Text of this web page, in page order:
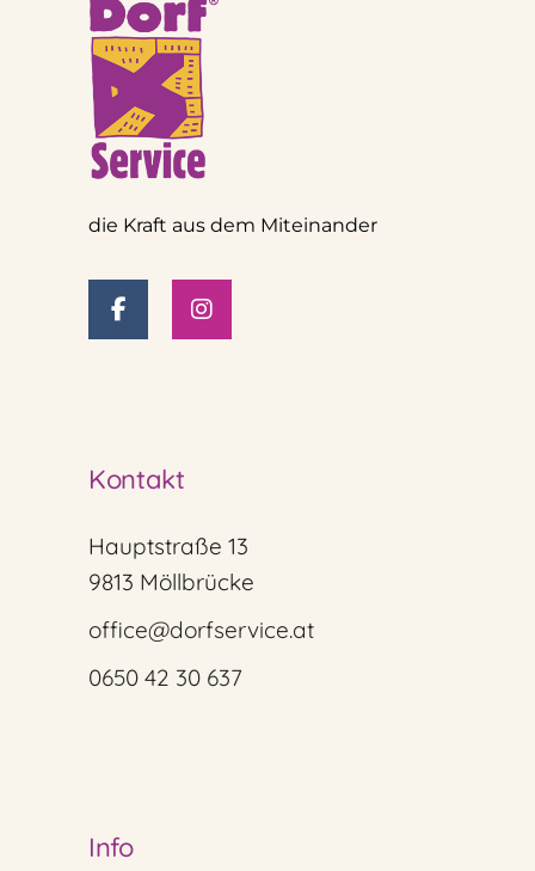
die Kraft aus dem Miteinander
Kontakt
Hauptstraße 13
9813 Möllbrücke
office@dorfservice.at
0650 42 30 637
Info